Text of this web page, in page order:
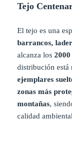
Tejo
El tejo es una
barrancos,
alcanza los
distribución está
ejemplares
zonas más
montañas,
calidad